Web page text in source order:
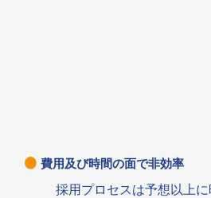
費用及び時間の面で非効率
採用プロセスは予想以上